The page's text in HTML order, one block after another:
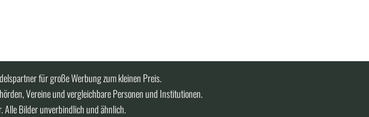
für große Werbung zum kleinen Preis.
Vereine und vergleichbare Personen und Institutionen.
Alle Bilder unverbindlich und ähnlich.